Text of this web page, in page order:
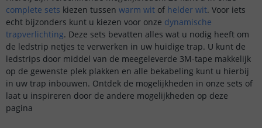
complete sets kiezen tussen warm wit of helder wit. Voor iets
echt bijzonders kunt u kiezen voor onze dynamische
trapverlichting. Deze sets bevatten alles wat u nodig heeft om
de ledstrip netjes te verwerken in uw huidige trap. U kunt de
ledstrips door middel van de meegeleverde 3M-tape makkelijk
op de gewenste plek plakken en alle bekabeling kunt u hierbij
in uw trap inbouwen. Ontdek de mogelijkheden in onze sets of
laat u inspireren door de andere mogelijkheden op deze
pagina